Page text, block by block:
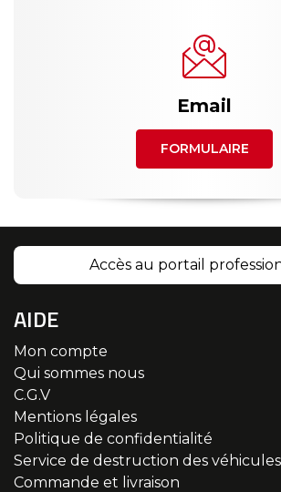
Email
FORMULAIRE
Accès au portail
AIDE
Mon compte
Qui sommes nous
C.G.V
Mentions légales
Politique de confidentialité
Service de destruction des
Commande et livraison